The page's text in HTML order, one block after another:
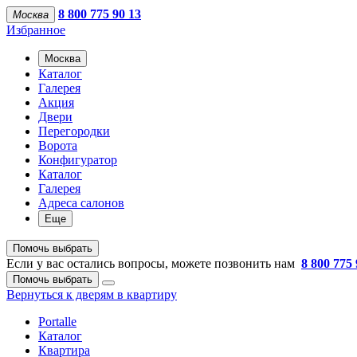
Москва
8 800 775 90 13
Избранное
Москва
Каталог
Галерея
Акция
Двери
Перегородки
Ворота
Конфигуратор
Каталог
Галерея
Адреса салонов
Еще
Помочь выбрать
Если у вас остались вопросы, можете позвонить нам 8 800 775
Помочь выбрать
Вернуться к дверям в квартиру
Portalle
Каталог
Квартира